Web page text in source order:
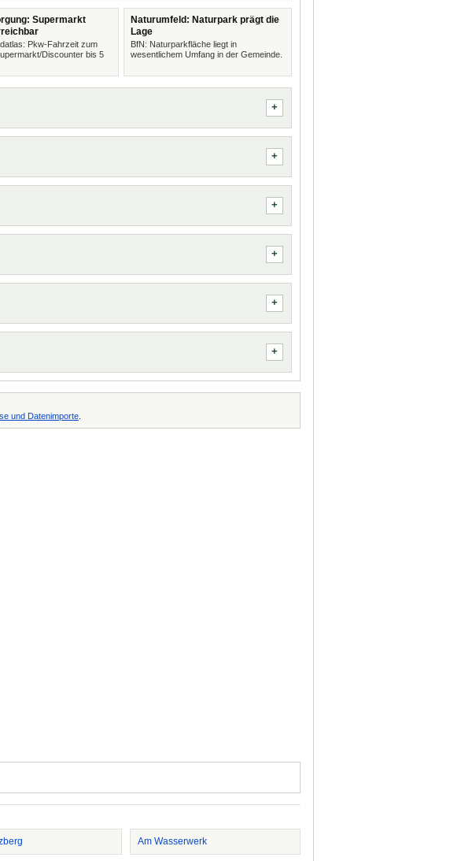
Supermarkt
Pkw-Fahrzeit zum
Discounter bis 5
Naturumfeld: Naturpark prägt die
Lage
BfN: Naturparkfläche liegt in
wesentlichem Umfang in der Gemeinde.
und Datenimporte
Am Wasserwerk